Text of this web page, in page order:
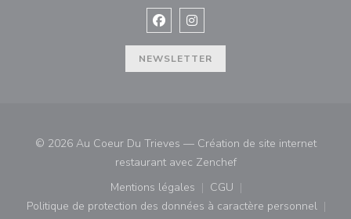
Facebook ((ouvre une nouvelle
Instagram ((ouvre une
NEWSLETTER
© 2026 Au Coeur Du Trieves — Création de site internet
restaurant avec Zenchef((ouvre une nouvelle
Mentions légales
((ouvre une nouvelle fenêtre))
CGU
((ouvre une nouvelle
Politique de protection des données à caractère personnel
((ouvre une nouvelle fenêtre))